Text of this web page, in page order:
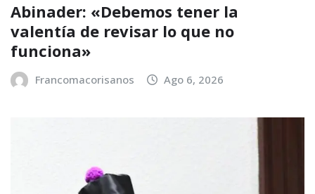
Abinader: «Debemos tener la
valentía de revisar lo que no
funciona»
Francomacorisanos Ago 6, 2026